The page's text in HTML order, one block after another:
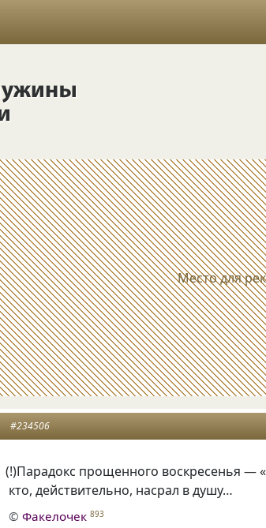
Место для
#234506
(!)Парадокс прощенного воскресенья —
кто, действительно, насрал в душу…
©Факелочек 893